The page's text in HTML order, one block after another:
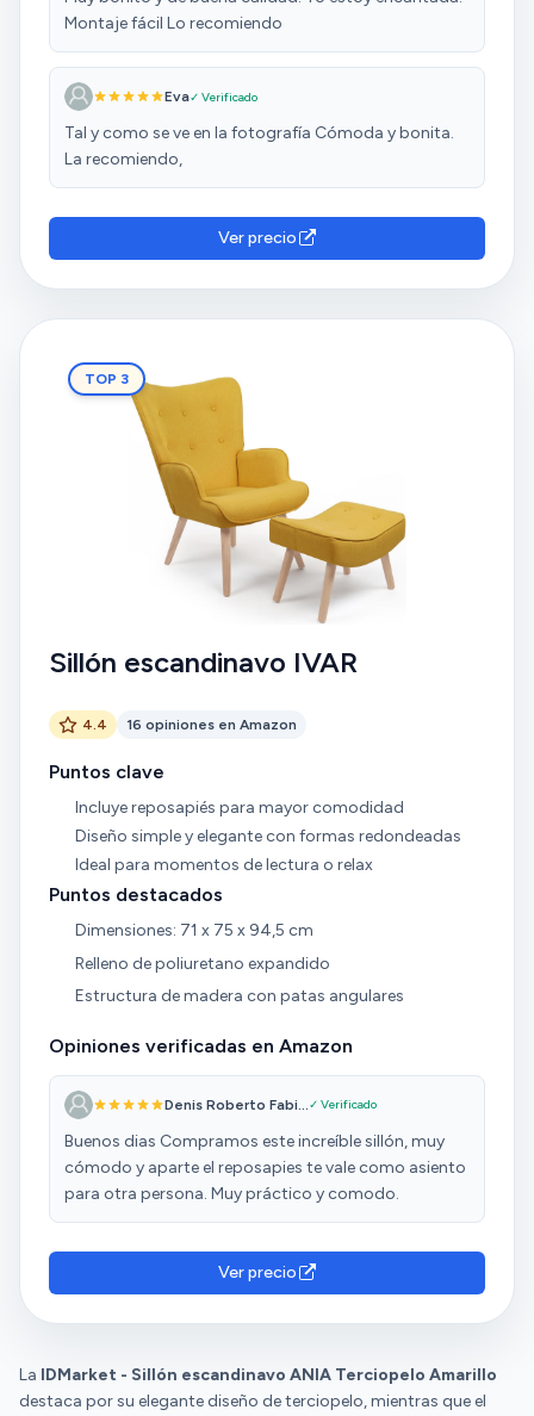
Montaje fácil Lo recomiendo
Eva✓ Verificado
Tal y como se ve en la fotografía Cómoda y bonita.
La recomiendo,
Ver precio
TOP 3
Sillón escandinavo IVAR
4.4 16 opiniones en Amazon
Puntos clave
Incluye reposapiés para mayor comodidad
Diseño simple y elegante con formas redondeadas
Ideal para momentos de lectura o relax
Puntos destacados
Dimensiones: 71 x 75 x 94,5 cm
Relleno de poliuretano expandido
Estructura de madera con patas angulares
Opiniones verificadas en Amazon
Denis Roberto Fabi...✓ Verificado
Buenos dias Compramos este increíble sillón, muy
cómodo y aparte el reposapies te vale como asiento
para otra persona. Muy práctico y comodo.
Ver precio
La IDMarket - Sillón escandinavo ANIA Terciopelo Amarillo
destaca por su elegante diseño de terciopelo, mientras que el